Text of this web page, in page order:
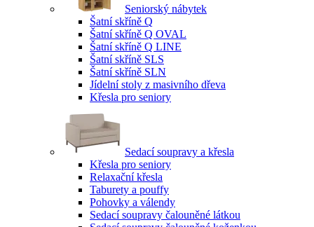
Seniorský nábytek
Šatní skříně Q
Šatní skříně Q OVAL
Šatní skříně Q LINE
Šatní skříně SLS
Šatní skříně SLN
Jídelní stoly z masivního dřeva
Křesla pro seniory
Sedací soupravy a křesla
Křesla pro seniory
Relaxační křesla
Taburety a pouffy
Pohovky a válendy
Sedací soupravy čalouněné látkou